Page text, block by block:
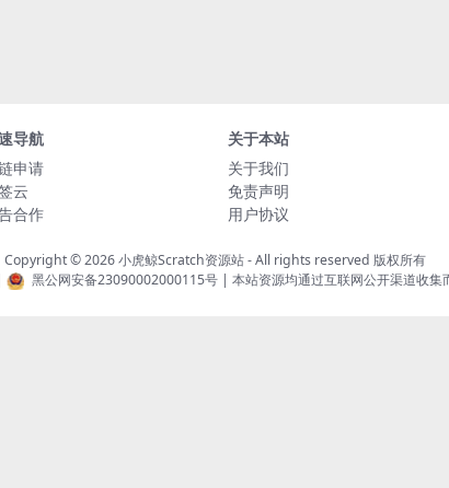
导航
申请
云
合作
关于本站
关于我们
免责声明
用户协议
Copyright © 2026小虎鲸Scratch资源站- All rights reserved 版权所有
黑公网安备23090002000115号| 本站资源均通过互联网公开渠道收集